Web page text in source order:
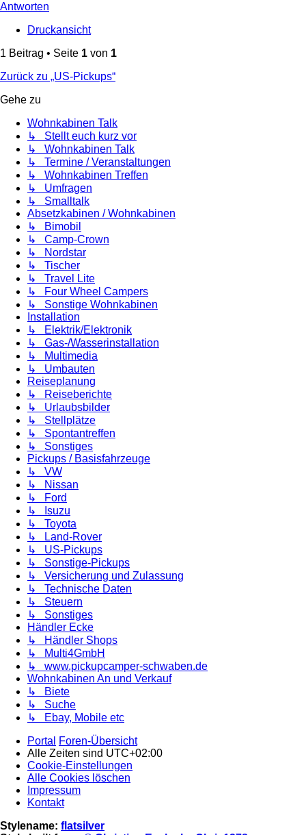
Antworten
Druckansicht
1 Beitrag • Seite 1 von 1
Zurück zu „US-Pickups“
Gehe zu
Wohnkabinen Talk
↳ Stellt euch kurz vor
↳ Wohnkabinen Talk
↳ Termine / Veranstaltungen
↳ Wohnkabinen Treffen
↳ Umfragen
↳ Smalltalk
Absetzkabinen / Wohnkabinen
↳ Bimobil
↳ Camp-Crown
↳ Nordstar
↳ Tischer
↳ Travel Lite
↳ Four Wheel Campers
↳ Sonstige Wohnkabinen
Installation
↳ Elektrik/Elektronik
↳ Gas-/Wasserinstallation
↳ Multimedia
↳ Umbauten
Reiseplanung
↳ Reiseberichte
↳ Urlaubsbilder
↳ Stellplätze
↳ Spontantreffen
↳ Sonstiges
Pickups / Basisfahrzeuge
↳ VW
↳ Nissan
↳ Ford
↳ Isuzu
↳ Toyota
↳ Land-Rover
↳ US-Pickups
↳ Sonstige-Pickups
↳ Versicherung und Zulassung
↳ Technische Daten
↳ Steuern
↳ Sonstiges
Händler Ecke
↳ Händler Shops
↳ Multi4GmbH
↳ www.pickupcamper-schwaben.de
Wohnkabinen An und Verkauf
↳ Biete
↳ Suche
↳ Ebay, Mobile etc
Portal
Foren-Übersicht
Alle Zeiten sind UTC+02:00
Cookie-Einstellungen
Alle Cookies löschen
Impressum
Kontakt
Stylename: flatsilver